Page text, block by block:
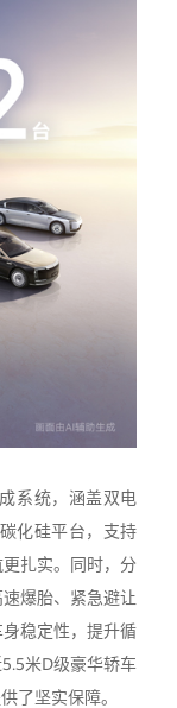
系统，涵盖双电
化硅平台，支持
扎实。同时，分
爆胎、紧急避让
稳定性，提升循
米D级豪华轿车
了坚实保障。